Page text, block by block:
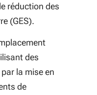
réduction des
(GES).
des
la mise en
de